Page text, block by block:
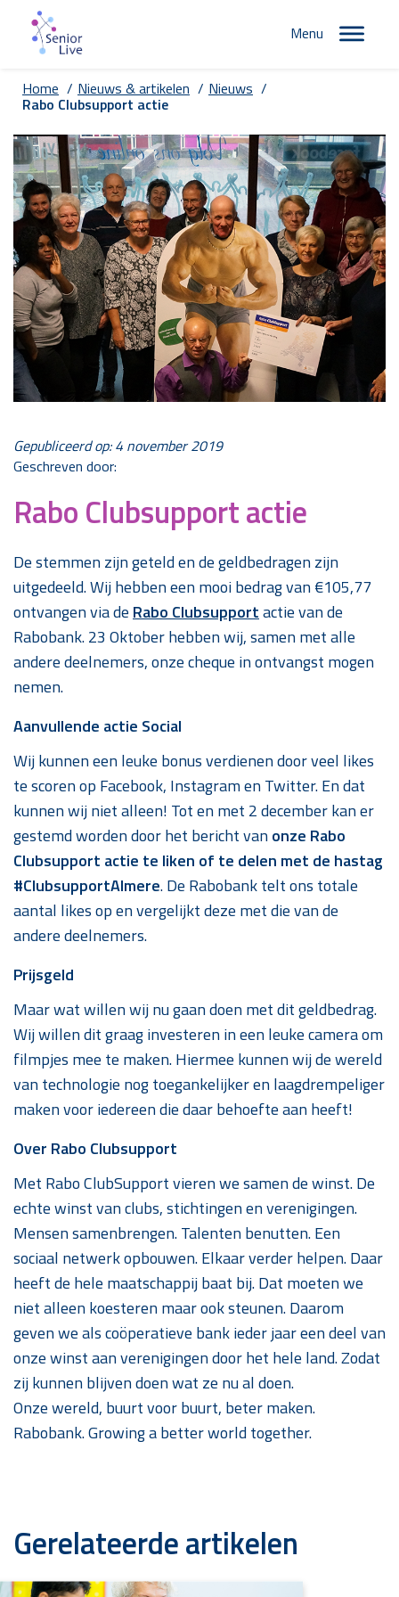
Menu
Home / Nieuws & artikelen / Nieuws /
Rabo Clubsupport actie
Gepubliceerd op: 4 november 2019
Geschreven door:
Rabo Clubsupport actie
De stemmen zijn geteld en de geldbedragen zijn
uitgedeeld. Wij hebben een mooi bedrag van €105,77
ontvangen via de Rabo Clubsupportactie van de
Rabobank. 23 Oktober hebben wij, samen met alle
andere deelnemers, onze cheque in ontvangst mogen
nemen.
Aanvullende actie Social
Wij kunnen een leuke bonus verdienen door veel likes
te scoren op Facebook, Instagram en Twitter. En dat
kunnen wij niet alleen! Tot en met 2 december kan er
gestemd worden door het bericht vanonze Rabo
Clubsupport actie te liken of te delen met de hastag
#ClubsupportAlmere. De Rabobank telt ons totale
aantal likes op en vergelijkt deze met die van de
andere deelnemers.
Prijsgeld
Maar wat willen wij nu gaan doen met dit geldbedrag.
Wij willen dit graag investeren in een leuke camera om
filmpjes mee te maken. Hiermee kunnen wij de wereld
van technologie nog toegankelijker en laagdrempeliger
maken voor iedereen die daar behoefte aan heeft!
Over Rabo Clubsupport
Met Rabo ClubSupport vieren we samen de winst. De
echte winst van clubs, stichtingen en verenigingen.
Mensen samenbrengen. Talenten benutten. Een
sociaal netwerk opbouwen. Elkaar verder helpen. Daar
heeft de hele maatschappij baat bij. Dat moeten we
niet alleen koesteren maar ook steunen. Daarom
geven we als coöperatieve bank ieder jaar een deel van
onze winst aan verenigingen door het hele land. Zodat
zij kunnen blijven doen wat ze nu al doen.
Onze wereld, buurt voor buurt, beter maken.
Rabobank. Growing a better world together.
Gerelateerde artikelen